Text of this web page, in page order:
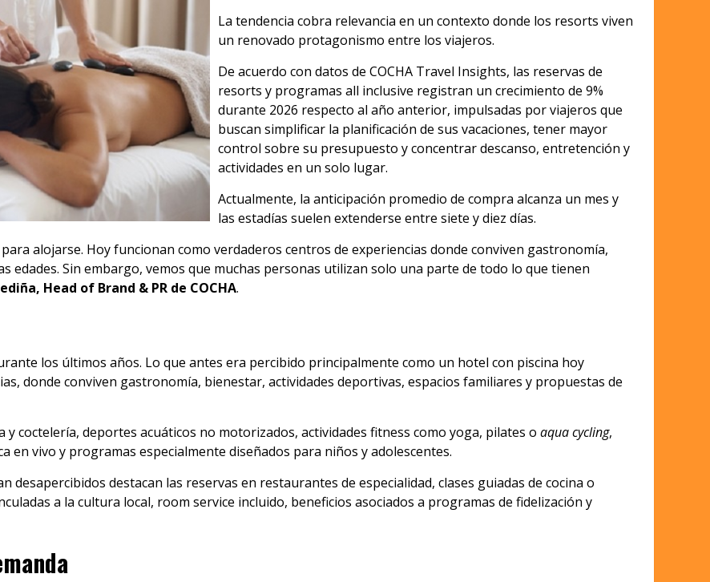
La tendencia cobra relevancia en un contexto donde los resorts viven
un renovado protagonismo entre los viajeros.
De acuerdo con datos de COCHA Travel Insights, las reservas de
resorts y programas all inclusive registran un crecimiento de 9%
durante 2026 respecto al año anterior, impulsadas por viajeros que
buscan simplificar la planificación de sus vacaciones, tener mayor
control sobre su presupuesto y concentrar descanso, entretención y
actividades en un solo lugar.
Actualmente, la anticipación promedio de compra alcanza un mes y
las estadías suelen extenderse entre siete y diez días.
alojarse. Hoy funcionan como verdaderos centros de experiencias donde conviven gastronomía,
edades. Sin embargo, vemos que muchas personas utilizan solo una parte de todo lo que tienen
Head of Brand & PR de COCHA.
los últimos años. Lo que antes era percibido principalmente como un hotel con piscina hoy
donde conviven gastronomía, bienestar, actividades deportivas, espacios familiares y propuestas de
coctelería, deportes acuáticos no motorizados, actividades fitness como yoga, pilates o aqua cycling,
en vivo y programas especialmente diseñados para niños y adolescentes.
desapercibidos destacan las reservas en restaurantes de especialidad, clases guiadas de cocina o
a la cultura local, room service incluido, beneficios asociados a programas de fidelización y